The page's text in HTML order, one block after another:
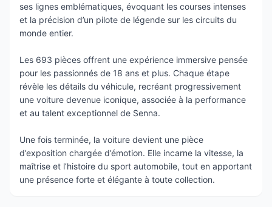
ses lignes emblématiques, évoquant les courses intenses
et la précision d’un pilote de légende sur les circuits du
monde entier.
Les 693 pièces offrent une expérience immersive pensée
pour les passionnés de 18 ans et plus. Chaque étape
révèle les détails du véhicule, recréant progressivement
une voiture devenue iconique, associée à la performance
et au talent exceptionnel de Senna.
Une fois terminée, la voiture devient une pièce
d’exposition chargée d’émotion. Elle incarne la vitesse, la
maîtrise et l’histoire du sport automobile, tout en apportant
une présence forte et élégante à toute collection.